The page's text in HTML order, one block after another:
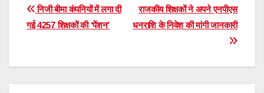
at
s
p
e
gr
m
c
e
o
ar
Post
navigation
राजकीय शिक्षकों ने अपने एनपीएस
धनराशि के निवेश की मांगी जानकारी
निजी बीमा कंपनियों में लगा दी
गई 4257 शिक्षकों की ‘पेंशन’